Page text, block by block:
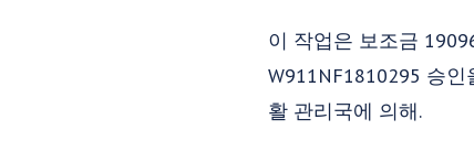
이 작업은 보조금
W911NF1810295 승
활 관리국에 의해.